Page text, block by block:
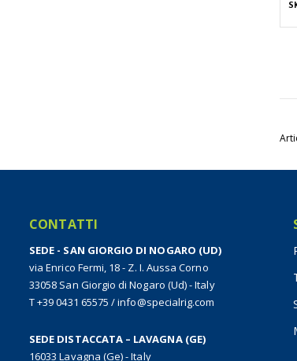
CONTATTI
SEDE - SAN GIORGIO DI NOGARO (UD)
via Enrico Fermi, 18 - Z. I. Aussa Corno
33058 San Giorgio di Nogaro (Ud) - Italy
T +39 0431 65575 /info@specialrig.com
SEDE DISTACCATA – LAVAGNA (GE)
16033 Lavagna (Ge) - Italy